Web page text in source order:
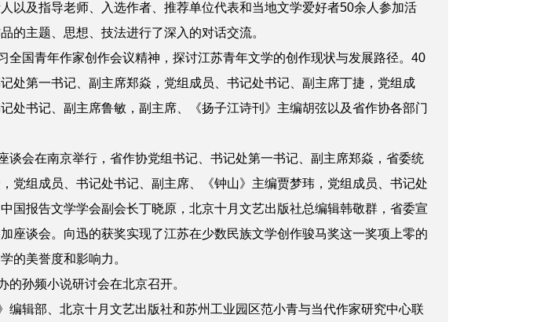
以及指导老师、入选作者、推荐单位代表和当地文学爱好者50余人参加活
的主题、思想、技法进行了深入的对话交流。
国青年作家创作会议精神，探讨江苏青年文学的创作现状与发展路径。40
处第一书记、副主席郑焱，党组成员、书记处书记、副主席丁捷，党组成
处书记、副主席鲁敏，副主席、《扬子江诗刊》主编胡弦以及省作协各部门
会在南京举行，省作协党组书记、书记处第一书记、副主席郑焱，省委统
党组成员、书记处书记、副主席、《钟山》主编贾梦玮，党组成员、书记处
国报告文学学会副会长丁晓原，北京十月文艺出版社总编辑韩敬群，省委宣
座谈会。向迅的获奖实现了江苏在少数民族文学创作骏马奖这一奖项上零的
的美誉度和影响力。
孙频小说研讨会在北京召开。
辑部、北京十月文艺出版社和苏州工业园区范小青与当代作家研究中心联